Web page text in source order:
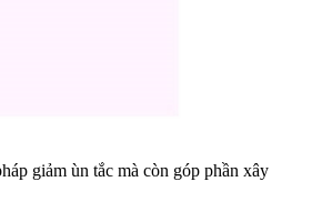
giảm ùn tắc mà còn góp phần xây